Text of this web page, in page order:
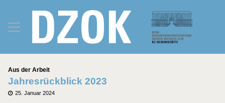
Kategorien
Aus der Arbeit
Jahresrückblick 2023
Posted
25. Januar 2024